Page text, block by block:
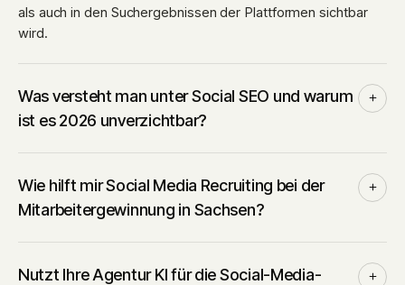
als auch in den Suchergebnissen der Plattformen sichtbar
wird.
Was versteht man unter Social SEO und warum
ist es 2026 unverzichtbar?
Wie hilft mir Social Media Recruiting bei der
Mitarbeitergewinnung in Sachsen?
Nutzt Ihre Agentur KI für die Social-Media-